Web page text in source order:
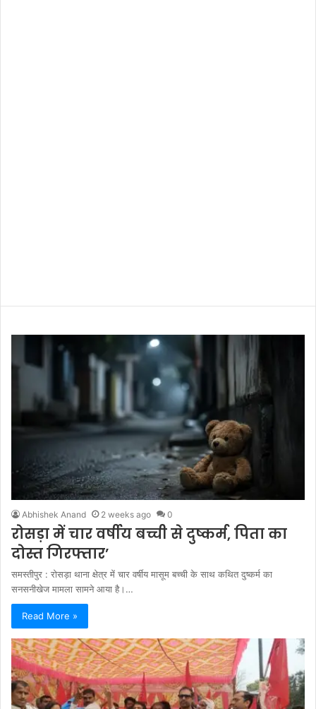
Abhishek Anand 2 weeks ago 0
रोसड़ा में चार वर्षीय बच्ची से दुष्कर्म, पिता का
दोस्त गिरफ्तार’
समस्तीपुर : रोसड़ा थाना क्षेत्र में चार वर्षीय मासूम बच्ची के साथ कथित दुष्कर्म का
सनसनीखेज मामला सामने आया है।…
Read More »